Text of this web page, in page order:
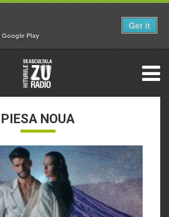
PIESA NOUA
Google Play
Get it